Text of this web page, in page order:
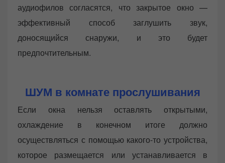
аудиофилов согласятся, что закрытое окно —
эффективный способ заглушить звук,
доносящийся снаружи, и это будет
предпочтительным.
ШУМ в комнате прослушивания
Если окна нельзя оставлять открытыми,
охлаждение в конечном итоге должно
осуществляться с помощью какого-то устройства,
которое размещается или устанавливается в